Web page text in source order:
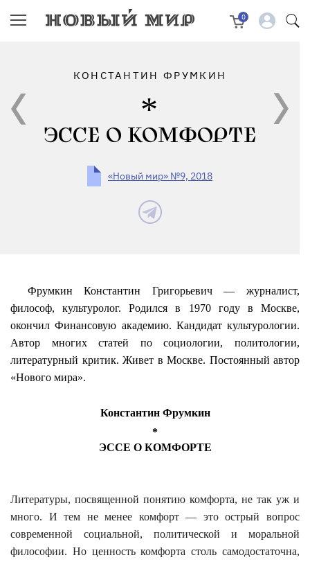
0
КОНСТАНТИН ФРУМКИН
ЭССЕ О КОМФОРТЕ
«Новый мир» №9, 2018
Фрумкин Константин Григорьевич — журналист,
философ, культуролог. Родился в 1970 году в Москве,
окончил Финансовую академию. Кандидат культурологии.
Автор многих статей по социологии, политологии,
литературный критик. Живет в Москве. Постоянный автор
«Нового мира».
Константин Фрумкин
*
ЭССЕ О КОМФОРТЕ
Литературы, посвященной понятию комфорта, не так уж и
много. И тем не менее комфорт — это острый вопрос
современной социальной, политической и моральной
философии. Но ценность комфорта столь самодостаточна,